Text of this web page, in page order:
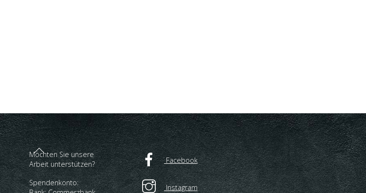
Back
To
Top
Möchten Sie unsere
Arbeit unterstützen?
Spendenkonto:
Facebook
Instagram